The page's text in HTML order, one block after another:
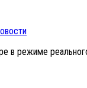
в режиме